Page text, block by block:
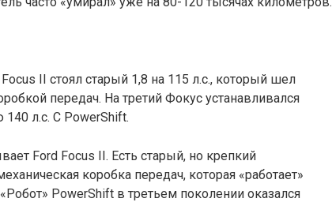
II стоял старый 1,8 на 115 л.с., который шел
передач. На третий Фокус устанавливался
л.с. С PowerShift.
Ford Focus II. Есть старый, но крепкий
коробка передач, которая «работает»
PowerShift в третьем поколении оказался